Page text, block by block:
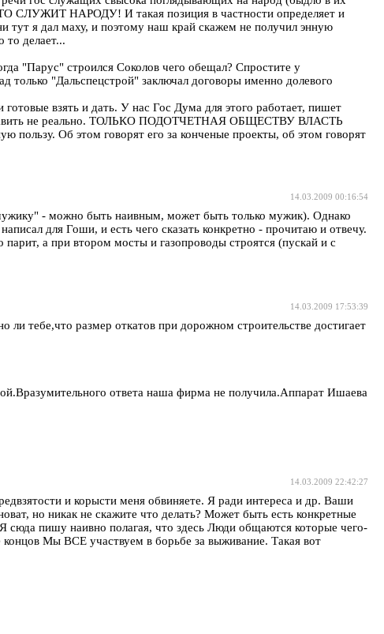
СЛУЖИТ НАРОДУ! И такая позиция в частности определяет и
тут я дал маху, и поэтому наш край скажем не получил энную
то делает...
"Парус" строился Соколов чего обещал? Спростите у
только "Дальспецстрой" заключал договоры именно долевого
взять и дать. У нас Гос Дума для этого работает, пишет
не реально. ТОЛЬКО ПОДОТЧЕТНАЯ ОБЩЕСТВУ ВЛАСТЬ
Об этом говорят его за конченые проекты, об этом говорят
14.03.2009 00:16:54
- можно быть наивным, может быть только мужик). Однако
для Гоши, и есть чего сказать конкретно - прочитаю и отвечу.
а при втором мосты и газопроводы строятся (пускай и с
14.03.2009 17:53:39
тебе,что размер откатов при дорожном строительстве достигает
ответа наша фирма не получила.Аппарат Ишаева
14.03.2009 22:42:27
и корысти меня обвиняете. Я ради интереса и др. Ваши
но никак не скажите что делать? Может быть есть конкретные
пишу наивно полагая, что здесь Люди общаются которые чего-
Мы ВСЕ участвуем в борьбе за выживание. Такая вот